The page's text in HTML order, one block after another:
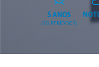
5 ANOS
(10 PERÍODOS)